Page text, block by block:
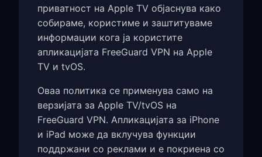
приватност на Apple TV објаснува како
собираме, користиме и заштитуваме
информации кога ја користите
апликацијата FreeGuard VPN на Apple
TV и tvOS.
Оваа политика се применува само на
верзијата за Apple TV/tvOS на
FreeGuard VPN. Апликацијата за iPhone
и iPad може да вклучува функции
поддржани со реклами и е покриена со